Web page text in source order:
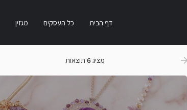
דף הבית כל העסקים מגזין
מציג 6 תוצאות